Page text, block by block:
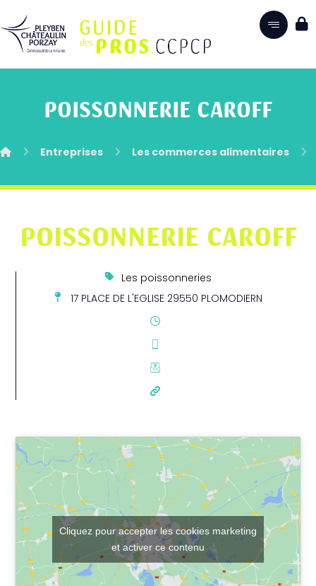
POISSONNERIE CAROFF
Entreprises Les commerces alimentaires
POISSONNERIE CAROFF
Les poissonneries
17 PLACE DE L'EGLISE 29550 PLOMODIERN
Cliquez pour accepter les cookies marketing
et activer ce contenu